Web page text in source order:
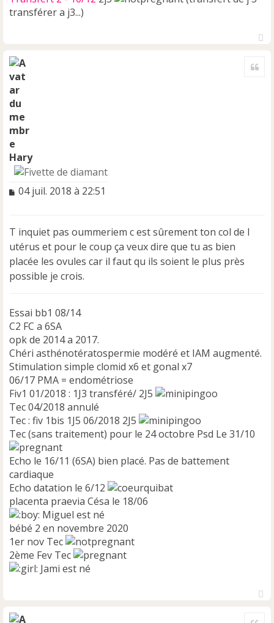
transférer a j3...)
Hary
M
s
a
g
e
n
o
u
04 juil. 2018 à 22:51
T inquiet pas oummeriem c est sûrement ton col de l
utérus et pour le coup ça veux dire que tu as bien
placée les ovules car il faut qu ils soient le plus près
possible je crois.
Essai bb1 08/14
C2 FC a 6SA
opk de 2014 a 2017.
Chéri asthénotératospermie modéré et IAM augmenté.
Stimulation simple clomid x6 et gonal x7
06/17 PMA = endométriose
Fiv1 01/2018 : 1J3 transféré/ 2J5
Tec 04/2018 annulé
Tec : fiv 1bis 1J5 06/2018 2J5
Tec (sans traitement) pour le 24 octobre Psd Le 31/10
Echo le 16/11 (6SA) bien placé. Pas de battement
cardiaque
Echo datation le 6/12
placenta praevia Césa le 18/06
Miguel est né
bébé 2 en novembre 2020
1er nov Tec
2ème Fev Tec
Jami est né